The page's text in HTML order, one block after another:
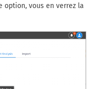
vous en verrez la